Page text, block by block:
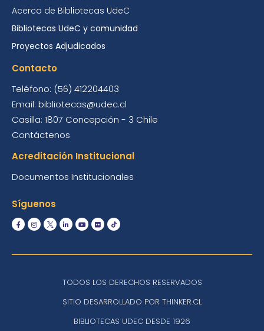
Acerca de Bibliotecas UdeC
Bibliotecas UdeC y comunidad
Proyectos Adjudicados
Contacto
Teléfono: (56) 412204403
Email: bibliotecas@udec.cl
Casilla: 1807 Concepción - 3 Chile
Contáctenos
Acreditación Institucional
Documentos Institucionales
Síguenos
TODOS LOS DERECHOS RESERVADOS
SITIO DESARROLLADO POR THINKER.CL
BIBLIOTECAS UDEC DESDE 1926